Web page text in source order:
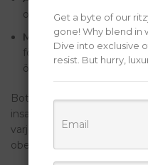
och slarviga beslut.
Missuppfattning av
förutsäga fällornas
överkonfidence.
Botemedlet är enkelt: håll
insatsstorlek och mål-
varje fem rundor, och kom
oberoende.
Get a byte of our
gone! Why blend in
Dive into exclusive
resist. But hurry,